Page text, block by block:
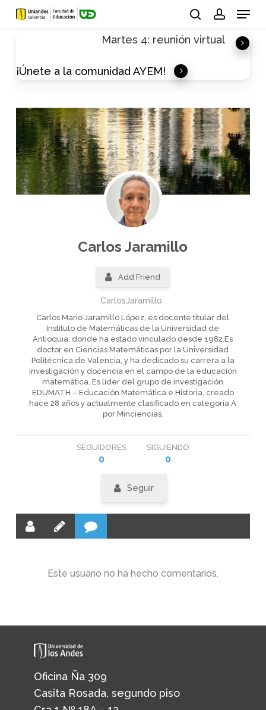
Skip
Menu
Martes 4: reunión virtual
¡Únete a la comunidad AYEM!
Carlos Jaramillo
Add Friend
CarlosJaramillo
Carlos Mario Jaramillo López, es docente titular del
Instituto de Matemáticas de la Universidad de
Antioquia, donde ha estado vinculado desde 1982.Es
doctor en Ciencias Matemáticas por la Universidad
Politécnica de Valencia, y ha dedicado su carrera a la
investigación y docencia en el campo de la educación
matemática. Es líder del grupo de investigación
EDUMATH – Educación Matemática e Historia, creado
hace 28 años y actualmente clasificado en categoría A
por Minciencias.
SEGUIDORES
0
SIGUIENDO
0
Seguir
Este usuario no ha hecho comentarios.
Oficina Ña 309
Casita Rosada, segundo piso